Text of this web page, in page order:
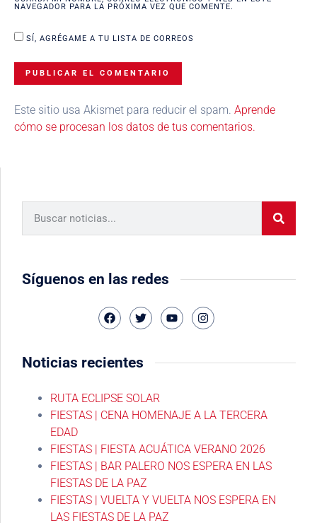
NAVEGADOR PARA LA PRÓXIMA VEZ QUE COMENTE.
SÍ, AGRÉGAME A TU LISTA DE CORREOS
Este sitio usa Akismet para reducir el spam. Aprende
cómo se procesan los datos de tus comentarios.
Síguenos en las redes
Noticias recientes
RUTA ECLIPSE SOLAR
FIESTAS | CENA HOMENAJE A LA TERCERA
EDAD
FIESTAS | FIESTA ACUÁTICA VERANO 2026
FIESTAS | BAR PALERO NOS ESPERA EN LAS
FIESTAS DE LA PAZ
FIESTAS | VUELTA Y VUELTA NOS ESPERA EN
LAS FIESTAS DE LA PAZ